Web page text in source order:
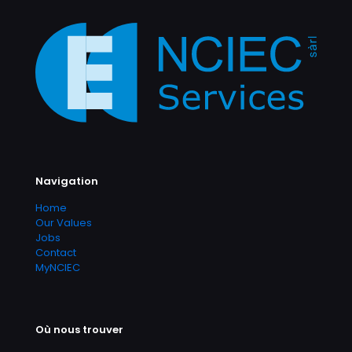
Navigation
Home
Our Values
Jobs
Contact
MyNCIEC
Où nous trouver